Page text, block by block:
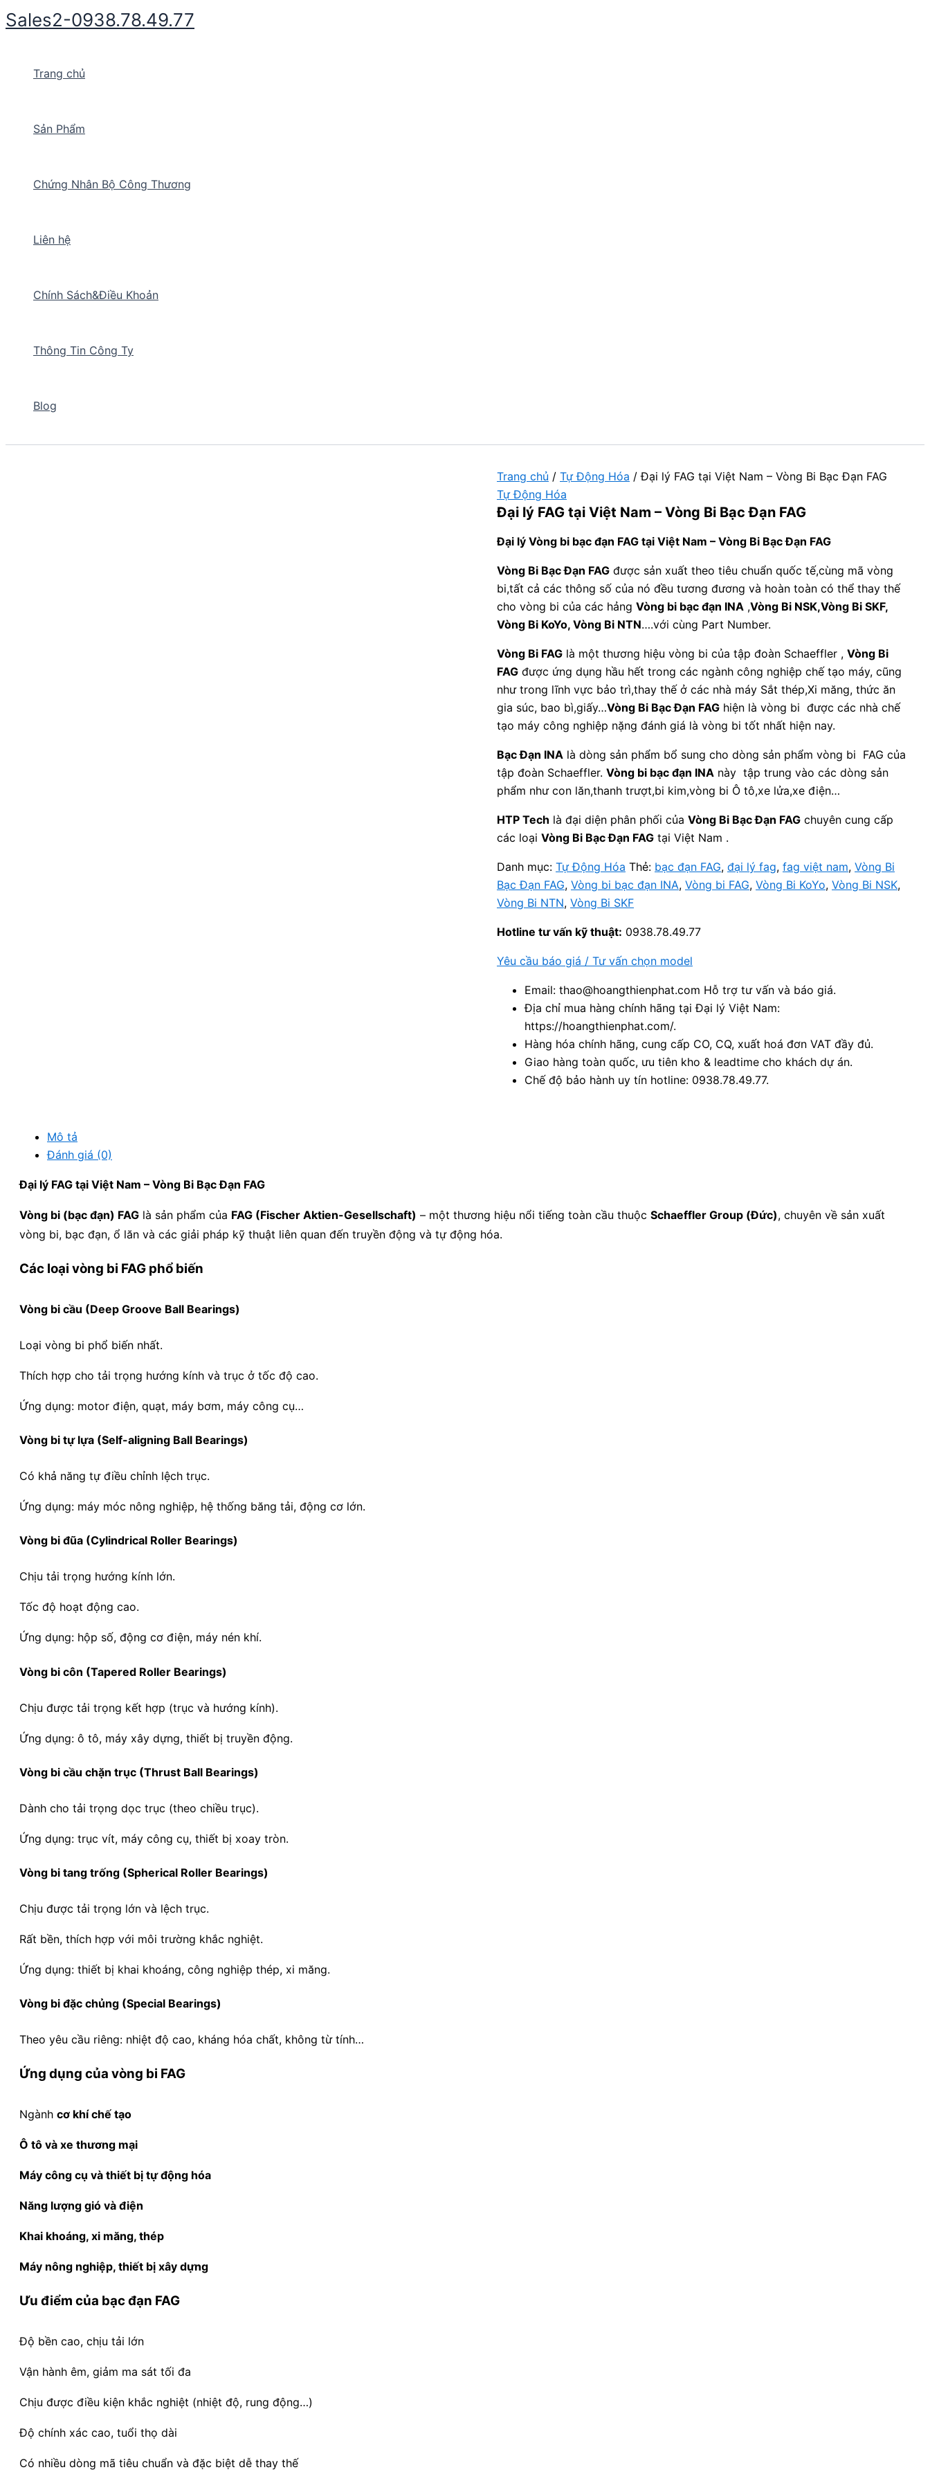
Nhảy
tới
Sales2-0938.78.49.77
Trang chủ
Sản Phẩm
Chứng Nhân Bộ Công Thương
Liên hệ
Chính Sách&Điều Khoản
Thông Tin Công Ty
Blog
Trang chủ / Tự Động Hóa / Đại lý FAG tại Việt Nam – Vòng Bi Bạc Đạn FAG
Tự Động Hóa
Đại lý FAG tại Việt Nam – Vòng Bi Bạc Đạn FAG
Đại lý Vòng bi bạc đạn FAG tại Việt Nam – Vòng Bi Bạc Đạn FAG
Vòng Bi Bạc Đạn FAG được sản xuất theo tiêu chuẩn quốc tế,cùng mã vòng
bi,tất cả các thông số của nó đều tương đương và hoàn toàn có thể thay thế
cho vòng bi của các hảng Vòng bi bạc đạn INA ,Vòng Bi NSK,Vòng Bi SKF,
Vòng Bi KoYo, Vòng Bi NTN….với cùng Part Number.
Vòng Bi FAG là một thương hiệu vòng bi của tập đoàn Schaeffler , Vòng Bi
FAG được ứng dụng hầu hết trong các ngành công nghiệp chế tạo máy, cũng
như trong lĩnh vực bảo trì,thay thế ở các nhà máy Sắt thép,Xi măng, thức ăn
gia súc, bao bì,giấy…Vòng Bi Bạc Đạn FAG hiện là vòng bi được các nhà chế
tạo máy công nghiệp nặng đánh giá là vòng bi tốt nhất hiện nay.
Bạc Đạn INA là dòng sản phẩm bổ sung cho dòng sản phẩm vòng bi FAG của
tập đoàn Schaeffler. Vòng bi bạc đạn INA này tập trung vào các dòng sản
phẩm như con lăn,thanh trượt,bi kim,vòng bi Ô tô,xe lửa,xe điện…
HTP Tech là đại diện phân phối của Vòng Bi Bạc Đạn FAG chuyên cung cấp
các loại Vòng Bi Bạc Đạn FAG tại Việt Nam .
Danh mục: Tự Động Hóa Thẻ: bạc đạn FAG, đại lý fag, fag việt nam, Vòng Bi
Bạc Đạn FAG, Vòng bi bạc đạn INA, Vòng bi FAG, Vòng Bi KoYo, Vòng Bi NSK,
Vòng Bi NTN, Vòng Bi SKF
Hotline tư vấn kỹ thuật: 0938.78.49.77
Yêu cầu báo giá / Tư vấn chọn model
Email: thao@hoangthienphat.com Hỗ trợ tư vấn và báo giá.
Địa chỉ mua hàng chính hãng tại Đại lý Việt Nam:
https://hoangthienphat.com/.
Hàng hóa chính hãng, cung cấp CO, CQ, xuất hoá đơn VAT đầy đủ.
Giao hàng toàn quốc, ưu tiên kho & leadtime cho khách dự án.
Chế độ bảo hành uy tín hotline: 0938.78.49.77.
Mô tả
Đánh giá (0)
Đại lý FAG tại Việt Nam – Vòng Bi Bạc Đạn FAG
Vòng bi (bạc đạn) FAG là sản phẩm của FAG (Fischer Aktien-Gesellschaft) – một thương hiệu nổi tiếng toàn cầu thuộc Schaeffler Group (Đức), chuyên về sản xuất
vòng bi, bạc đạn, ổ lăn và các giải pháp kỹ thuật liên quan đến truyền động và tự động hóa.
Các loại vòng bi FAG phổ biến
Vòng bi cầu (Deep Groove Ball Bearings)
Loại vòng bi phổ biến nhất.
Thích hợp cho tải trọng hướng kính và trục ở tốc độ cao.
Ứng dụng: motor điện, quạt, máy bơm, máy công cụ…
Vòng bi tự lựa (Self-aligning Ball Bearings)
Có khả năng tự điều chỉnh lệch trục.
Ứng dụng: máy móc nông nghiệp, hệ thống băng tải, động cơ lớn.
Vòng bi đũa (Cylindrical Roller Bearings)
Chịu tải trọng hướng kính lớn.
Tốc độ hoạt động cao.
Ứng dụng: hộp số, động cơ điện, máy nén khí.
Vòng bi côn (Tapered Roller Bearings)
Chịu được tải trọng kết hợp (trục và hướng kính).
Ứng dụng: ô tô, máy xây dựng, thiết bị truyền động.
Vòng bi cầu chặn trục (Thrust Ball Bearings)
Dành cho tải trọng dọc trục (theo chiều trục).
Ứng dụng: trục vít, máy công cụ, thiết bị xoay tròn.
Vòng bi tang trống (Spherical Roller Bearings)
Chịu được tải trọng lớn và lệch trục.
Rất bền, thích hợp với môi trường khắc nghiệt.
Ứng dụng: thiết bị khai khoáng, công nghiệp thép, xi măng.
Vòng bi đặc chủng (Special Bearings)
Theo yêu cầu riêng: nhiệt độ cao, kháng hóa chất, không từ tính…
Ứng dụng của vòng bi FAG
Ngành cơ khí chế tạo
Ô tô và xe thương mại
Máy công cụ và thiết bị tự động hóa
Năng lượng gió và điện
Khai khoáng, xi măng, thép
Máy nông nghiệp, thiết bị xây dựng
Ưu điểm của bạc đạn FAG
Độ bền cao, chịu tải lớn
Vận hành êm, giảm ma sát tối đa
Chịu được điều kiện khắc nghiệt (nhiệt độ, rung động…)
Độ chính xác cao, tuổi thọ dài
Có nhiều dòng mã tiêu chuẩn và đặc biệt dễ thay thế